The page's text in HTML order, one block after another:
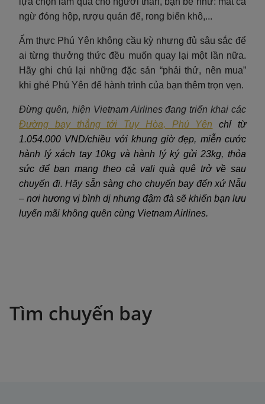
ngừ đóng hộp, rượu quán đế, rong biển khô,...
Ẩm thực Phú Yên không cầu kỳ nhưng đủ sâu sắc để
ai từng thưởng thức đều muốn quay lại một lần nữa.
Hãy ghi chú lại những đặc sản “phải thử, nên mua”
khi ghé Phú Yên để hành trình của bạn thêm trọn vẹn.
Đừng quên, hiện Vietnam Airlines đang triển khai các
Đường bay thẳng tới Tuy Hòa, Phú Yên chỉ từ
1.054.000 VND/chiều với khung giờ đẹp, miễn cước
hành lý xách tay 10kg và hành lý ký gửi 23kg, thỏa
sức để bạn mang theo cả vali quà quê trở về sau
chuyến đi. Hãy sẵn sàng cho chuyến bay đến xứ Nẫu
– nơi hương vị bình dị nhưng đậm đà sẽ khiến bạn lưu
luyến mãi không quên cùng Vietnam Airlines.
Tìm chuyến bay